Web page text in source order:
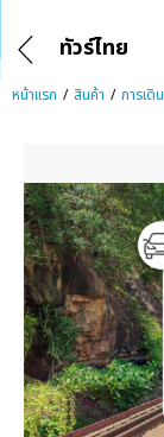
ทัวร์ไทย
หน้าแรก
สินค้า การเดิ